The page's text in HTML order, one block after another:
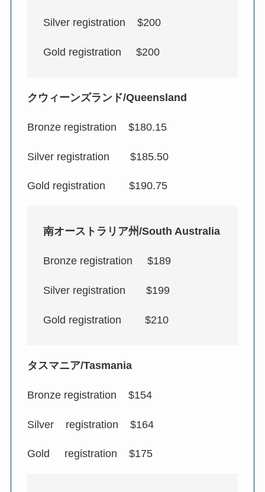
Silver registration $200
Gold registration $200
クウィーンズランド/Queensland
Bronze registration $180.15
Silver registration $185.50
Gold registration $190.75
南オーストラリア州/South Australia
Bronze registration $189
Silver registration $199
Gold registration $210
タスマニア/Tasmania
Bronze registration $154
Silver registration $164
Gold registration $175